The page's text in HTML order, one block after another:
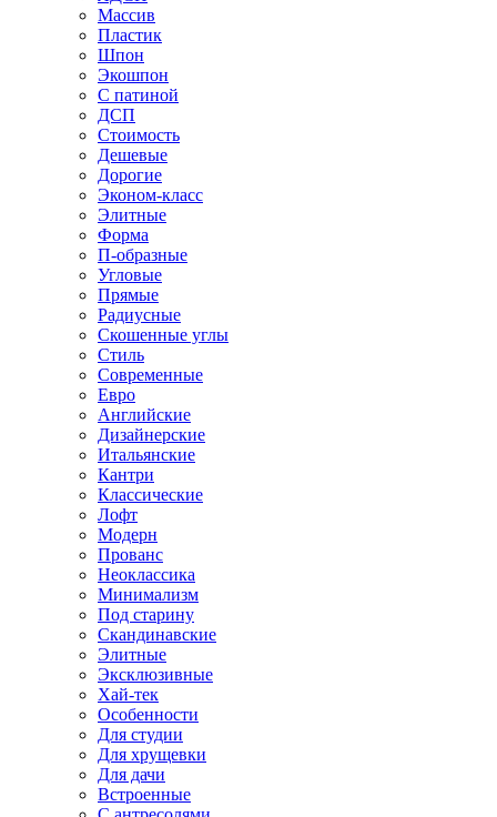
Массив
Пластик
Шпон
Экошпон
С патиной
ДСП
Стоимость
Дешевые
Дорогие
Эконом-класс
Элитные
Форма
П-образные
Угловые
Прямые
Радиусные
Скошенные углы
Стиль
Современные
Евро
Английские
Дизайнерские
Итальянские
Кантри
Классические
Лофт
Модерн
Прованс
Неоклассика
Минимализм
Под старину
Скандинавские
Элитные
Эксклюзивные
Хай-тек
Особенности
Для студии
Для хрущевки
Для дачи
Встроенные